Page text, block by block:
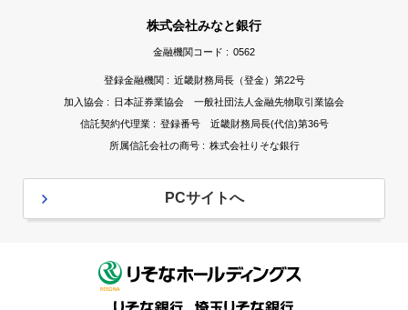
株式会社みなと銀行
金融機関コード : 0562
登録金融機関 : 近畿財務局長（登金）第22号
加入協会 : 日本証券業協会 一般社団法人金融先物取引業協会
信託契約代理業 : 登録番号 近畿財務局長(代信)第36号
所属信託会社の商号 : 株式会社りそな銀行
PCサイトへ